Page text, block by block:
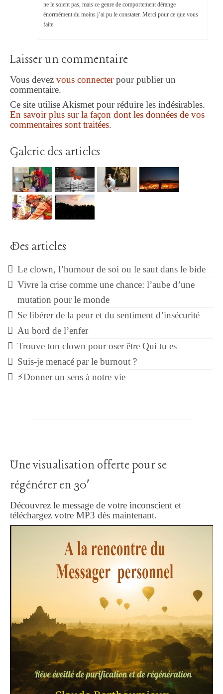
ne le soient pas, mais ce genre de comportement dérange
énormément du moins j’ai pu le constater. Merci pour ce que vous
faite.
Laisser un commentaire
Vous devez vous connecterpour publier un
commentaire.
Ce site utilise Akismet pour réduire les indésirables.
En savoir plus sur la façon dont les données de vos
commentaires sont traitées.
Galerie des articles
Des articles
Le clown, l’humour de soi ou le saut dans le bide
Vivre la crise comme une chance: l’aube d’une
mutation pour le monde
Se libérer de la peur et du sentiment d’insécurité
Au bord de l’enfer
Trouve ton clown pour oser être Qui tu es
Suis-je menacé par le burnout ?
⚡Donner un sens à notre vie
Une visualisation offerte pour se
régénérer en 30′
Découvrez le message de votre inconscient et
téléchargez votre MP3 dès maintenant.